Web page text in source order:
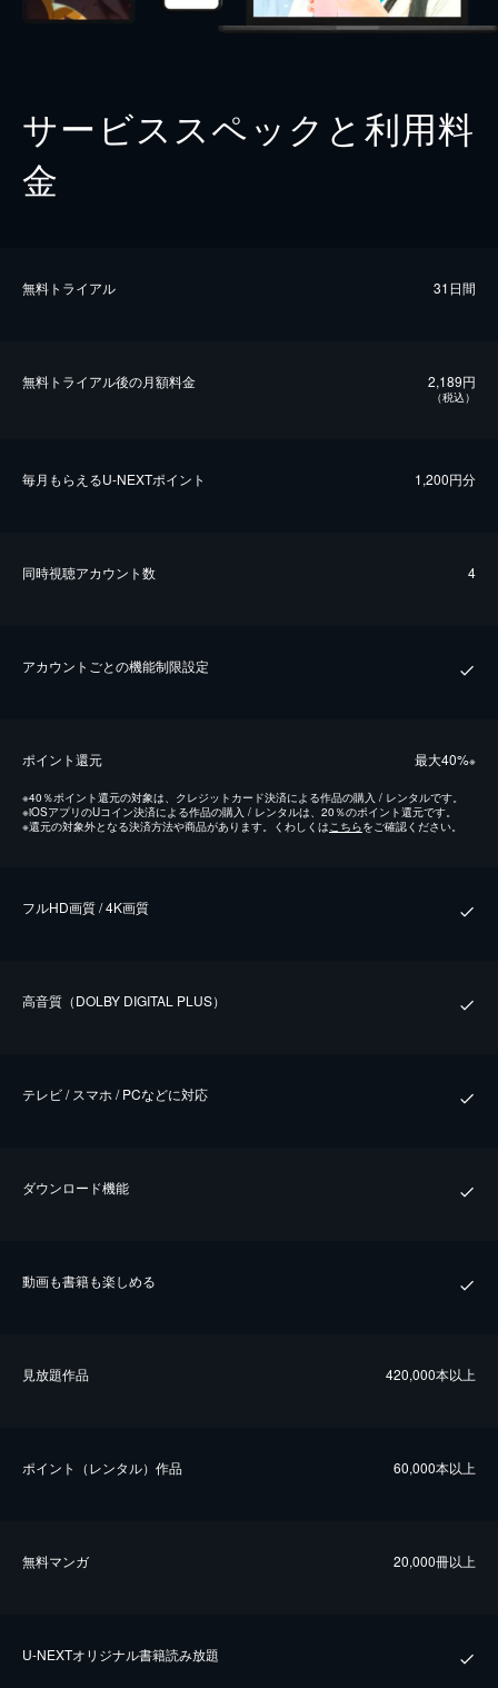
サービススペックと利用料
金
無料トライアル 31日間
無料トライアル後の⽉額料金 2,189円
（税込）
毎⽉もらえるU-NEXTポイント 1,200円分
同時視聴アカウント数 4
アカウントごとの機能制限設定
ポイント還元 最⼤40%※
※40％ポイント還元の対象は、クレジットカード決済による作品の購入 / レンタルです。
※iOSアプリのUコイン決済による作品の購入 / レンタルは、20％のポイント還元です。
※還元の対象外となる決済方法や商品があります。くわしくは こちらをご確認ください。
フルHD画質 / 4K画質
⾼⾳質（DOLBY DIGITAL PLUS）
テレビ / スマホ / PCなどに対応
ダウンロード機能
動画も書籍も楽しめる
⾒放題作品 420,000本以上
ポイント（レンタル）作品 60,000本以上
無料マンガ 20,000冊以上
U-NEXTオリジナル書籍読み放題